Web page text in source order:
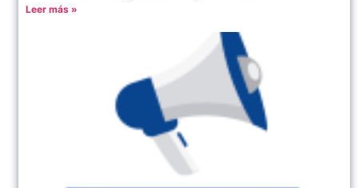
Leer más »